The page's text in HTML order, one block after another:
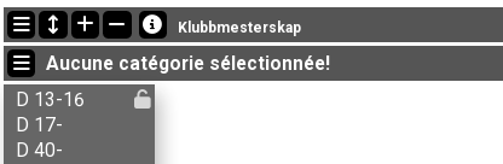
Dernières mises à jour
12:21:20: June Rogstad (D 17-) got new status: disq
12:13:13: Maren B. Rud (D 17-) a terminé , chrono: 59:13 (6)
12:10:19: Sigurd Skaaden (H 40-) a terminé , chrono: 58:04 (2)
Klubbmesterskap
Aucune catégorie sélectionnée!
D 13-16
D 17-
D 40-